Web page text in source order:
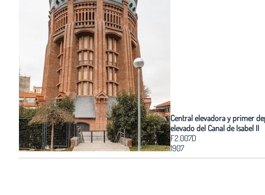
Central elevadora y primer
elevado del Canal de Isabel II
F2.007D
1907